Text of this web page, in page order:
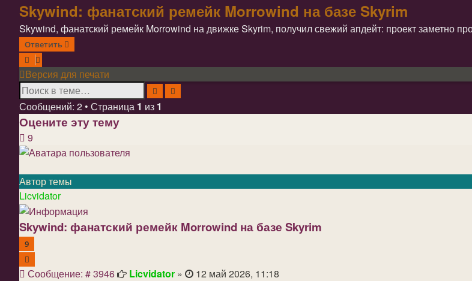
Skywind: фанатский ремейк Morrowind на базе Skyrim
Skywind, фанатский ремейк Morrowind на движке Skyrim, получил свежий апдейт: проект заметно
Ответить
Версия для печати
Поиск
Сообщений: 2 • Страница 1 из 1
Оцените эту тему
9
Автор темы
Licvidator
Skywind: фанатский ремейк Morrowind на базе Skyrim
9
Сообщение: # 3946Сообщение
Licvidator » 12 май 2026, 11:18